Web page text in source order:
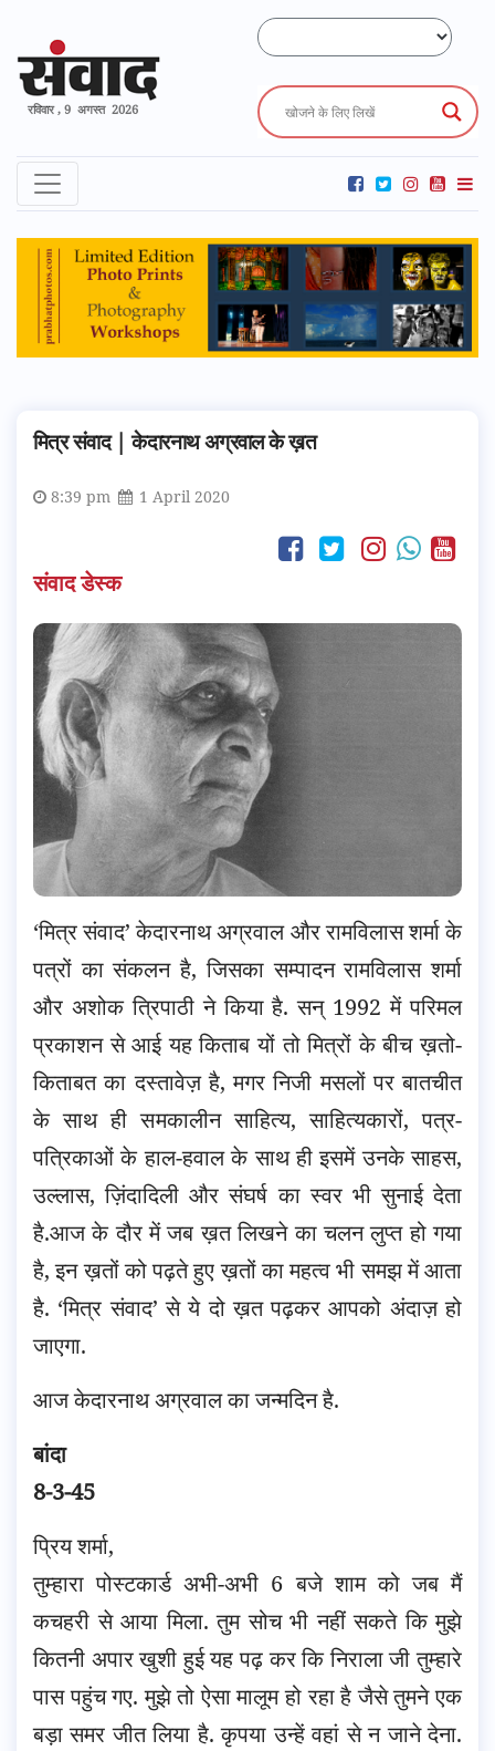
रविवार , 9 अगस्त 2026
मित्र संवाद | केदारनाथ अग्रवाल के ख़त
8:39 pm 1 April 2020
संवाद डेस्क
‘मित्र संवाद’ केदारनाथ अग्रवाल और रामविलास शर्मा के
पत्रों का संकलन है, जिसका सम्पादन रामविलास शर्मा
और अशोक त्रिपाठी ने किया है. सन् 1992 में परिमल
प्रकाशन से आई यह किताब यों तो मित्रों के बीच ख़तो-
किताबत का दस्तावेज़ है, मगर निजी मसलों पर बातचीत
के साथ ही समकालीन साहित्य, साहित्यकारों, पत्र-
पत्रिकाओं के हाल-हवाल के साथ ही इसमें उनके साहस,
उल्लास, ज़िंदादिली और संघर्ष का स्वर भी सुनाई देता
है.आज के दौर में जब ख़त लिखने का चलन लुप्त हो गया
है, इन ख़तों को पढ़ते हुए ख़तों का महत्व भी समझ में आता
है. ‘मित्र संवाद’ से ये दो ख़त पढ़कर आपको अंदाज़ हो
जाएगा.
आज केदारनाथ अग्रवाल का जन्मदिन है.
बांदा
8-3-45
प्रिय शर्मा,
तुम्हारा पोस्टकार्ड अभी-अभी 6 बजे शाम को जब मैं
कचहरी से आया मिला. तुम सोच भी नहीं सकते कि मुझे
कितनी अपार खुशी हुई यह पढ़ कर कि निराला जी तुम्हारे
पास पहुंच गए. मुझे तो ऐसा मालूम हो रहा है जैसे तुमने एक
बड़ा समर जीत लिया है. कृपया उन्हें वहां से न जाने देना.